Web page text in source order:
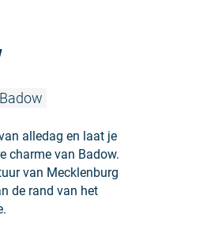
alledag en laat je
charme van Badow.
van Mecklenburg
de rand van het